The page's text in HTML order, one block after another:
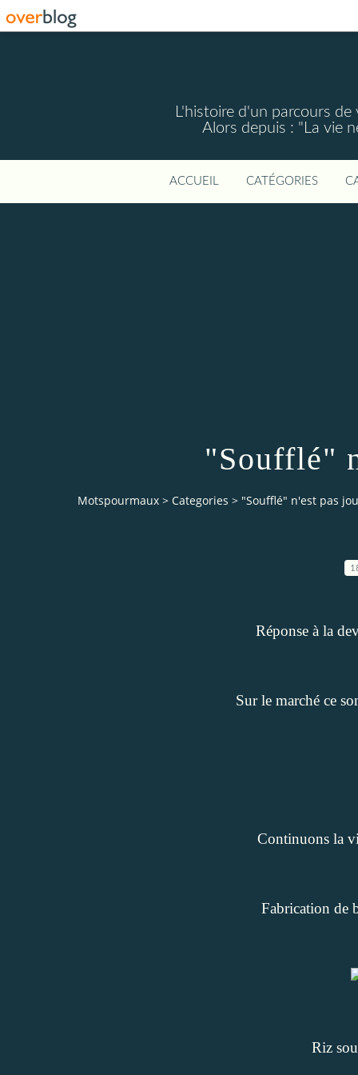
L'histoire d'un parcours
Alors depuis : "La vie
ACCUEIL CATÉGORIES
"Soufflé"
Motspourmaux > Categories > "Soufflé" n'est pas
Réponse à la
Sur le marché ce
Continuons la
Fabrication de
Riz